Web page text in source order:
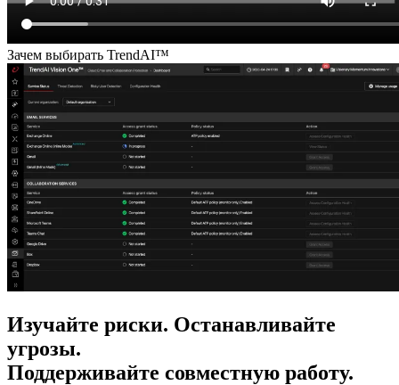
Зачем выбирать TrendAI™
Изучайте риски. Останавливайте
угрозы.
Поддерживайте совместную работу.